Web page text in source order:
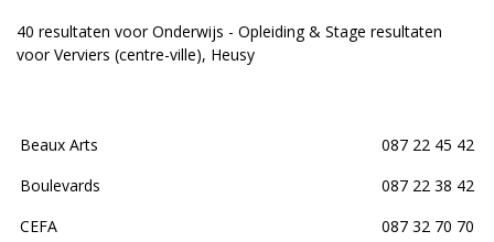
40 resultaten voor Onderwijs - Opleiding & Stage resultaten
voor Verviers (centre-ville), Heusy
Beaux Arts
087 22 45 42
Boulevards
087 22 38 42
CEFA
087 32 70 70